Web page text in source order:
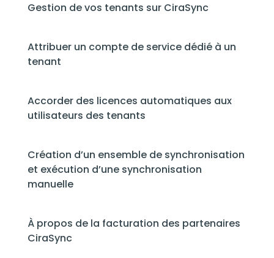
Gestion de vos tenants sur CiraSync
Attribuer un compte de service dédié à un
tenant
Accorder des licences automatiques aux
utilisateurs des tenants
Création d’un ensemble de synchronisation
et exécution d’une synchronisation
manuelle
À propos de la facturation des partenaires
CiraSync